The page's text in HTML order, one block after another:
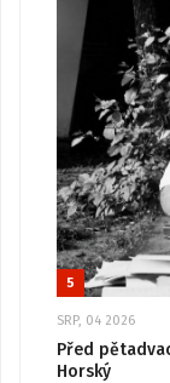
5
SRP, 04 2026
Před
Horský